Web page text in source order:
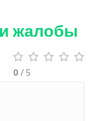
жалобы
0/ 5